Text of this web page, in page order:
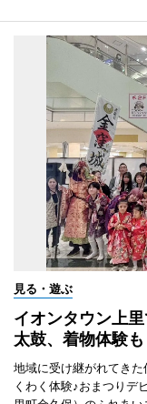
見る・遊ぶ
イオンタウン上
太鼓、着物体験も
地域に受け継がれてき
くわく体験♪おまつりデ